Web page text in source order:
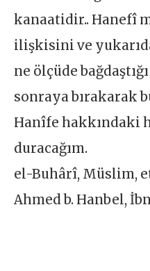
kanaatidir.. Hanefî
ilişkisini ve
ne ölçüde
sonraya bırakarak
Hanîfe hakkındaki
duracağım.
el-Buhârî, Müslim,
Ahmed b. Hanbel,